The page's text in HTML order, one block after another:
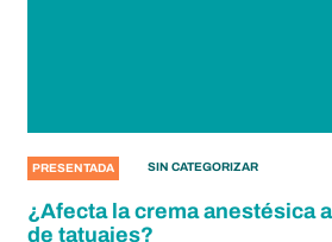
PRESENTADA SIN CATEGORIZAR
¿Afecta la crema anestésica
de tatuajes?